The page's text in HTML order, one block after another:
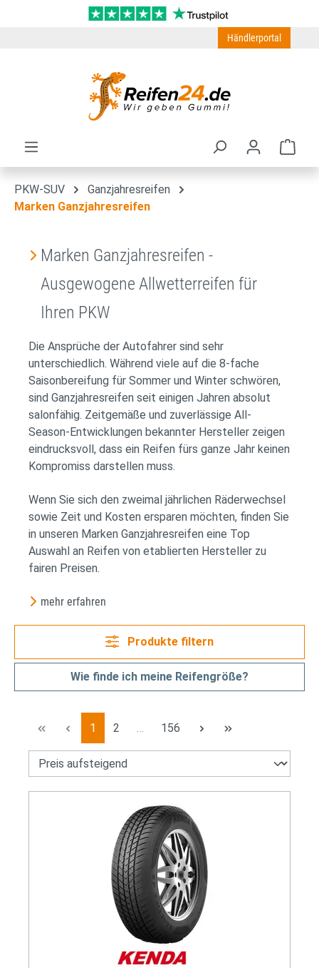
Zum Hauptinhalt springen
Händlerportal
PKW-SUV
Ganzjahresreifen
Marken Ganzjahresreifen
Marken Ganzjahresreifen -
Ausgewogene Allwetterreifen für
Ihren PKW
Die Ansprüche der Autofahrer sind sehr
unterschiedlich. Während viele auf die 8-fache
Saisonbereifung für Sommer und Winter schwören,
sind Ganzjahresreifen seit einigen Jahren absolut
salonfähig. Zeitgemäße und zuverlässige All-
Season-Entwicklungen bekannter Hersteller zeigen
eindrucksvoll, dass ein Reifen fürs ganze Jahr keinen
Kompromiss darstellen muss.
Wenn Sie sich den zweimal jährlichen Räderwechsel
sowie Zeit und Kosten ersparen möchten, finden Sie
in unseren Marken Ganzjahresreifen eine Top
Auswahl an Reifen von etablierten Hersteller zu
fairen Preisen.
mehr erfahren
Produkte filtern
Wie finde ich meine Reifengröße?
Seite
1 Seite
2 Seite
156